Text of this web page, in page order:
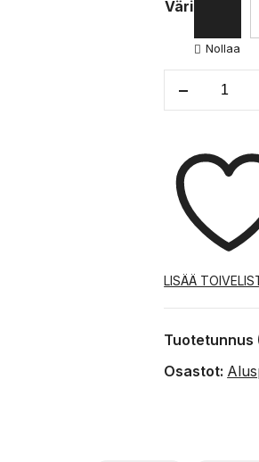
Väri
Nollaa
Helmet
Liner
merinovillainen
aluspipo
määrä
LISÄÄ
Tuotetunnus
Osastot: